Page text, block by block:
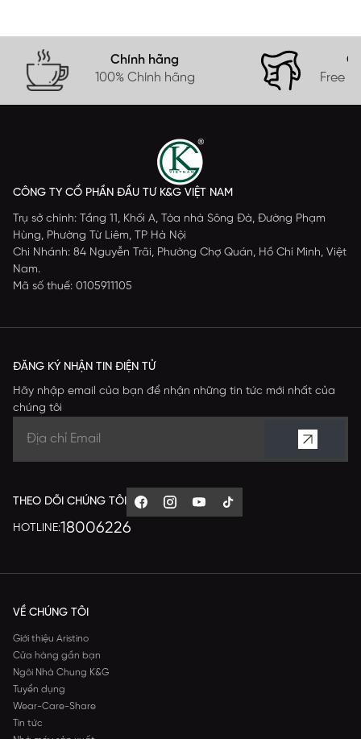
Chính hãng
100% Chính hãng
Free
CÔNG TY CỔ PHẦN ĐẦU TƯ K&G VIỆT NAM
Trụ sở chính: Tầng 11, Khối A, Tòa nhà Sông Đà, Đường Phạm
Hùng, Phường Từ Liêm, TP Hà Nội
Chi Nhánh: 84 Nguyễn Trãi, Phường Chợ Quán, Hồ Chí Minh, Việt
Nam.
Mã số thuế: 0105911105
ĐĂNG KÝ NHẬN TIN ĐIỆN TỬ
Hãy nhập email của bạn để nhận những tin tức mới nhất của
chúng tôi
THEO DÕI CHÚNG TÔI
HOTLINE:18006226
VỀ CHÚNG TÔI
Giới thiệu Aristino
Cửa hàng gần bạn
Ngôi Nhà Chung K&G
Tuyển dụng
Wear-Care-Share
Tin tức